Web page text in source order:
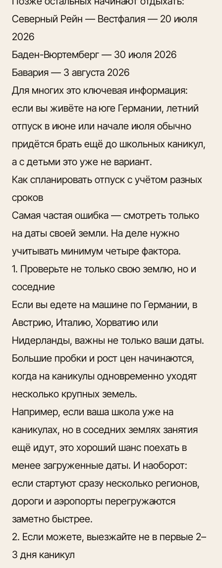
Северный Рейн — Вестфалия — 20 июля
2026
Баден-Вюртемберг — 30 июля 2026
Бавария — 3 августа 2026
Для многих это ключевая информация:
если вы живёте на юге Германии, летний
отпуск в июне или начале июля обычно
придётся брать ещё до школьных каникул,
а с детьми это уже не вариант.
Как спланировать отпуск с учётом разных
сроков
Самая частая ошибка — смотреть только
на даты своей земли. На деле нужно
учитывать минимум четыре фактора.
1. Проверьте не только свою землю, но и
соседние
Если вы едете на машине по Германии, в
Австрию, Италию, Хорватию или
Нидерланды, важны не только ваши даты.
Большие пробки и рост цен начинаются,
когда на каникулы одновременно уходят
несколько крупных земель.
Например, если ваша школа уже на
каникулах, но в соседних землях занятия
ещё идут, это хороший шанс поехать в
менее загруженные даты. И наоборот:
если стартуют сразу несколько регионов,
дороги и аэропорты перегружаются
заметно быстрее.
2. Если можете, выезжайте не в первые 2–
3 дня каникул